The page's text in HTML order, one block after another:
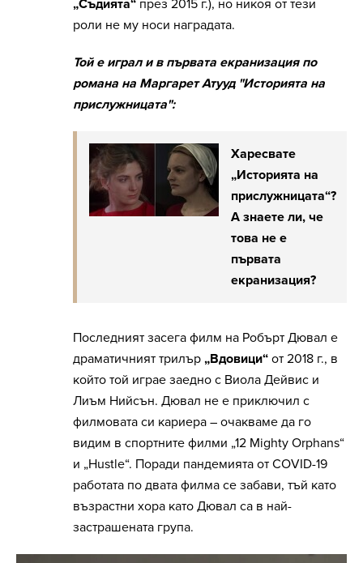
„Съдията“ през 2015 г.), но никоя от тези
роли не му носи наградата.
Той е играл и в първата екранизация по
романа на Маргарет Атууд "Историята на
прислужницата":
Харесвате
„Историята на
прислужницата“?
А знаете ли, че
това не е
първата
екранизация?
Последният засега филм на Робърт Дювал е
драматичният трилър „Вдовици“ от 2018 г., в
който той играе заедно с Виола Дейвис и
Лиъм Нийсън. Дювал не е приключил с
филмовата си кариера – очакваме да го
видим в спортните филми „12 Mighty Orphans“
и „Hustle“. Поради пандемията от COVID-19
работата по двата филма се забави, тъй като
възрастни хора като Дювал са в най-
застрашената група.